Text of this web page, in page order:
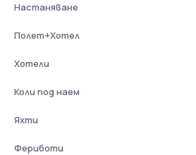
Настаняване
Полет+Хотел
Хотели
Коли под наем
Яхти
Фериботи